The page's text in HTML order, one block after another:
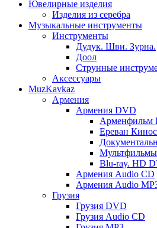
Ювелирные изделия
Изделия из серебра
Музыкальные инструменты
Инструменты
Дудук. Шви. Зурна.
Доол
Струнные
Аксессуары
MuzKavkaz
Армения
Армения DVD
Арменфильм
Ереван
Мультфильмы
Blu-ray. HD
Армения Audio CD
Армения Audio
Грузия
Грузия DVD
Грузия Audio CD